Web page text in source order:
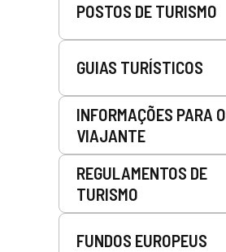
POSTOS DE TURISMO
GUIAS TURÍSTICOS
INFORMAÇÕES PARA O
VIAJANTE
REGULAMENTOS DE
TURISMO
FUNDOS EUROPEUS